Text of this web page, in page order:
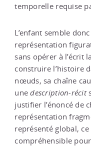
temporelle requise
L’enfant semble
représentation
sans opérer à l’écrit
construire l’histoire
nœuds, sa chaîne
unedescription-récit
justifier l’énoncé de
représentation
représenté global,
compréhensible